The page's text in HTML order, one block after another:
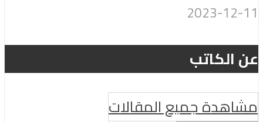
2023-12-11
عن الكاتب
مشاهدة جميع المقالات